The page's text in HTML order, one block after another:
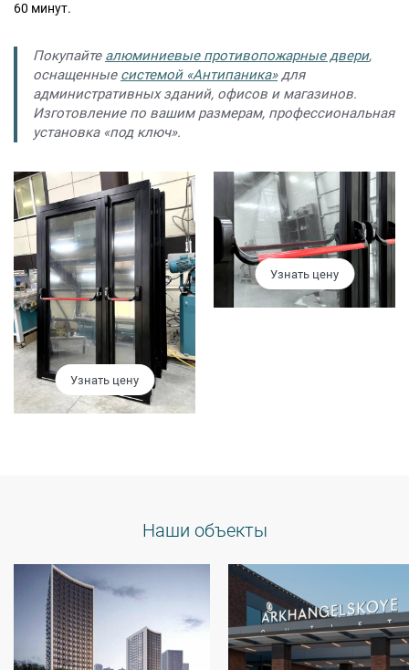
ПОИСК:
ПРЕМИАЛЬНЫЕ ДВЕРИ, pdf (2,8 МБ)
60 минут.
Покупайте алюминиевые противопожарные двери,
оснащенные системой «Антипаника»для
административных зданий, офисов и магазинов.
Изготовление по вашим размерам, профессиональная
установка «под ключ».
Узнать цену
Узнать цену
Наши объекты